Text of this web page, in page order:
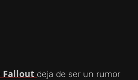
Fallout deja de ser un rumor